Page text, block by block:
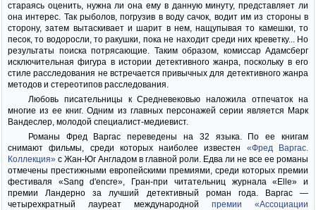
стараясь оценить, нужна ли она ему в данную минуту, представляет ли
она интерес. Так рыболов, погрузив в воду сачок, водит им из стороны в
сторону, затем вытаскивает и шарит в нем, нащупывая то камешки, то
песок, то водоросли, то ракушки, пока не находит среди них креветку... Но
результаты поиска потрясающие. Таким образом, комиссар Адамcберг
исключительная фигура в истории детективного жанра, поскольку в его
стиле расследования не встречается привычных для детективного жанра
методов и стереотипов расследования.
Любовь писательницы к Средневековью наложила отпечаток на
многие из ее книг. Одним из главных персонажей серии является Марк
Вандеслер, молодой специалист-медиевист.
Романы Фред Варгас переведены на 32 языка. По ее книгам
снимают фильмы, среди которых наиболее известен «Фред Варгас.
Коллекция» с Жан-Юг Англадом в главной роли. Едва ли не все ее романы
отмечены престижными европейскими премиями, среди которых премии
фестиваля «Sang d'encre», Гран-при читательниц журнала «Elle» и
премии Ландерно за лучший детективный роман года. Варгас —
четырехкратный лауреат международной премии «Ассоциации